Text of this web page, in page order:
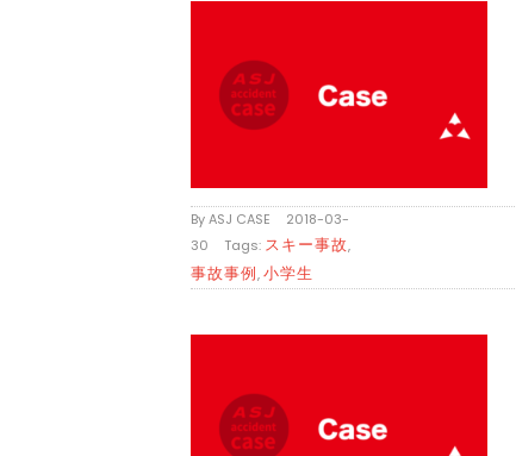
ByASJ CASE
2018-03-
30
Tags: スキー事故,
事故事例,小学生